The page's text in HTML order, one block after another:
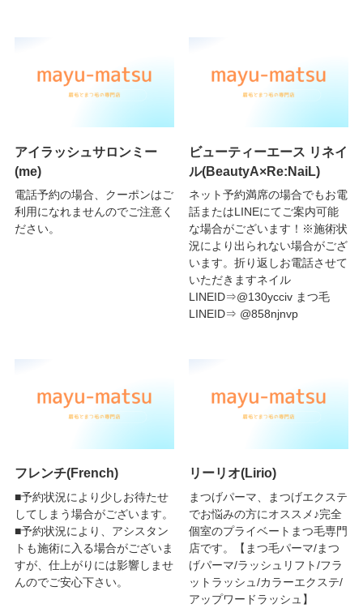
アイラッシュサロンミー
(me)
電話予約の場合、クーポンはご
利用になれませんのでご注意く
ださい。
ビューティーエース リネイ
ル(BeautyA×Re:NaiL)
ネット予約満席の場合でもお電
話またはLINEにてご案内可能
な場合がございます！※施術状
況により出られない場合がござ
います。折り返しお電話させて
いただきますネイル
LINEID⇒@130ycciv まつ毛
LINEID⇒ @858njnvp
フレンチ(French)
■予約状況により少しお待たせ
してしまう場合がございます。
■予約状況により、アシスタン
トも施術に入る場合がございま
すが、仕上がりには影響しませ
んのでご安心下さい。
リーリオ(Lirio)
まつげパーマ、まつげエクステ
でお悩みの方にオススメ♪完全
個室のプライベートまつ毛専門
店です。【まつ毛パーマ/まつ
げパーマ/ラッシュリフト/フラ
ットラッシュ/カラーエクステ/
アップワードラッシュ】